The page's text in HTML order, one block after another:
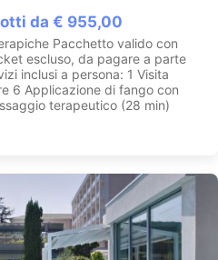
da € 955,00
Pacchetto valido con
escluso, da pagare a parte
inclusi a persona: 1 Visita
6 Applicazione di fango con
terapeutico (28 min)